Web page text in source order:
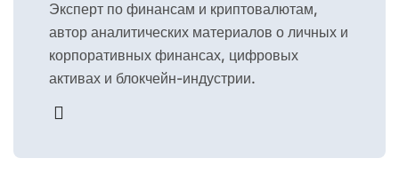
Эксперт по финансам и криптовалютам,
автор аналитических материалов о личных и
корпоративных финансах, цифровых
активах и блокчейн-индустрии.